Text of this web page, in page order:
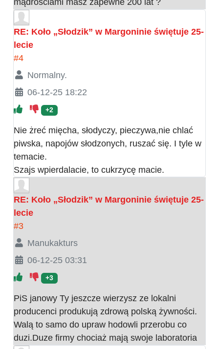
mądrościami masz zapewne 200 lat ?
RE: Koło „Słodzik” w Margoninie świętuje 25-
lecie
#4
Normalny.
06-12-25 18:22
+2
Nie żreć mięcha, słodyczy, pieczywa,nie chlać
piwska, napojów słodzonych, ruszać się. I tyle w
temacie.
Szajs wpierdalacie, to cukrzycę macie.
RE: Koło „Słodzik” w Margoninie świętuje 25-
lecie
#3
Manukakturs
06-12-25 03:31
+3
PiS janowy Ty jeszcze wierzysz ze lokalni
producenci produkują zdrową polską żywności.
Walą to samo do upraw hodowli przerobu co
duzi.Duze firmy chociaż mają swoje laboratoria